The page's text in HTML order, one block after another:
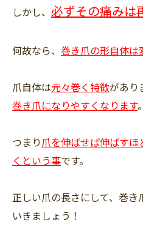
しかし、 必ずその痛みは
何故なら、 巻き爪の形自体は
爪自体は元々巻く特徴があり
巻き爪になりやすくなります。
つまり爪を伸ばせば伸ばすほ
くという事です。
正しい爪の長さにして、巻
いきましょう！